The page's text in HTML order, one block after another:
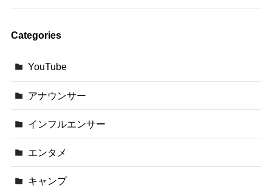
Categories
YouTube
アナウンサー
インフルエンサー
エンタメ
キャンプ